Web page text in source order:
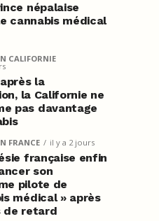
népalaise
cannabis médical
CALIFORNIE
la
la Californie ne
pas davantage
FRANCE il y a 2 jours
française enfin
son
pilote de
médical » après
de retard